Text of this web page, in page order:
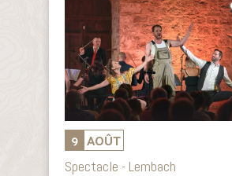
9 AOÛT
Spectacle - Lembach